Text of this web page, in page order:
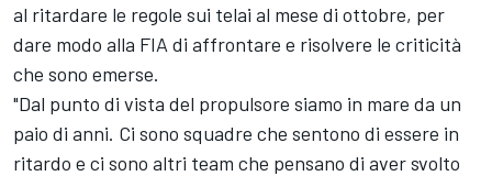
al ritardare le regole sui telai al mese di ottobre, per
dare modo alla FIA di affrontare e risolvere le criticità
che sono emerse.
"Dal punto di vista del propulsore siamo in mare da un
paio di anni. Ci sono squadre che sentono di essere in
ritardo e ci sono altri team che pensano di aver svolto